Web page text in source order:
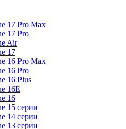
17 Pro Max
17 Pro
Air
17
16 Pro Max
16 Pro
16 Plus
16E
16
15 серии
14 серии
13 серии